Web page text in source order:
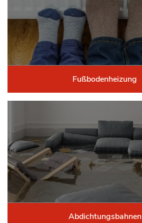
Fußbodenheizung
Abdichtungsbahnen